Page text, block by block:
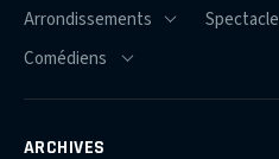
ARCHIVES